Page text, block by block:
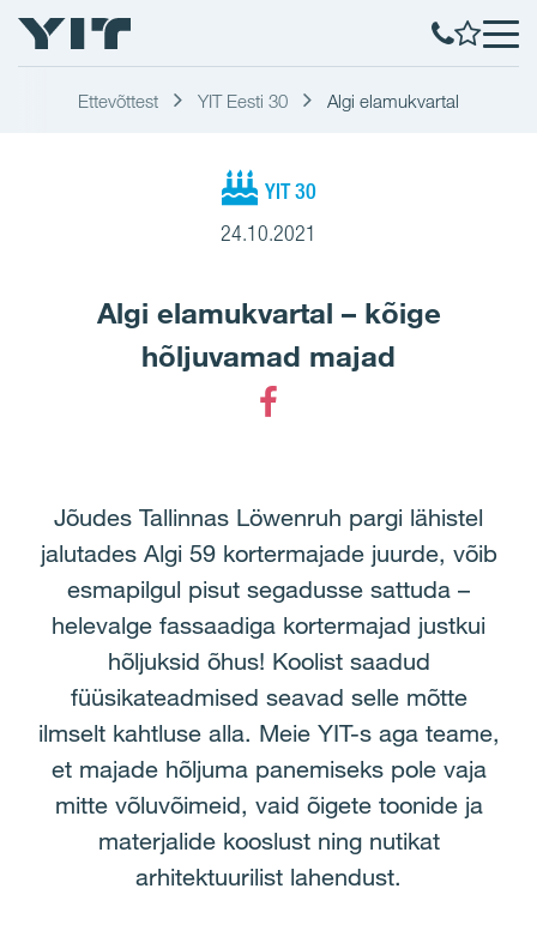
Ettevõttest YIT Eesti 30 Algi elamukvartal
YIT 30
24.10.2021
Algi elamukvartal – kõige
hõljuvamad majad
Jõudes Tallinnas Löwenruh pargi lähistel
jalutades Algi 59 kortermajade juurde, võib
esmapilgul pisut segadusse sattuda –
helevalge fassaadiga kortermajad justkui
hõljuksid õhus! Koolist saadud
füüsikateadmised seavad selle mõtte
ilmselt kahtluse alla. Meie YIT-s aga teame,
et majade hõljuma panemiseks pole vaja
mitte võluvõimeid, vaid õigete toonide ja
materjalide kooslust ning nutikat
arhitektuurilist lahendust.